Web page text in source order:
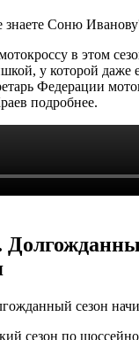
в этом
у которой даже
Федерации
подробнее.
сезон по